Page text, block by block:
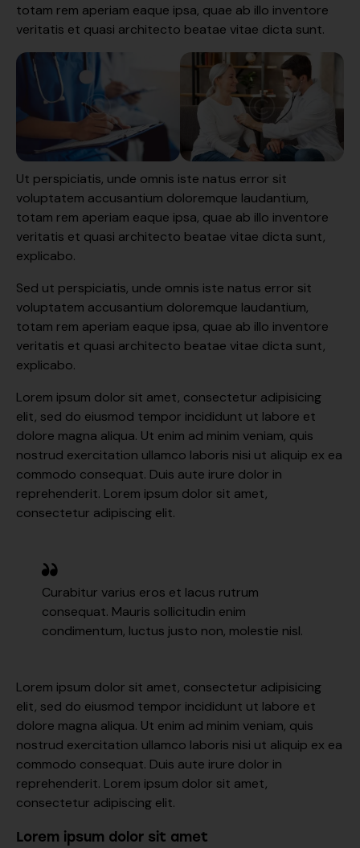
totam rem aperiam eaque ipsa, quae ab illo inventore
veritatis et quasi architecto beatae vitae dicta sunt.
Ut perspiciatis, unde omnis iste natus error sit
voluptatem accusantium doloremque laudantium,
totam rem aperiam eaque ipsa, quae ab illo inventore
veritatis et quasi architecto beatae vitae dicta sunt,
explicabo.
Sed ut perspiciatis, unde omnis iste natus error sit
voluptatem accusantium doloremque laudantium,
totam rem aperiam eaque ipsa, quae ab illo inventore
veritatis et quasi architecto beatae vitae dicta sunt,
explicabo.
Lorem ipsum dolor sit amet, consectetur adipisicing
elit, sed do eiusmod tempor incididunt ut labore et
dolore magna aliqua. Ut enim ad minim veniam, quis
nostrud exercitation ullamco laboris nisi ut aliquip ex ea
commodo consequat. Duis aute irure dolor in
reprehenderit. Lorem ipsum dolor sit amet,
consectetur adipiscing elit.
Curabitur varius eros et lacus rutrum
consequat. Mauris sollicitudin enim
condimentum, luctus justo non, molestie nisl.
Lorem ipsum dolor sit amet, consectetur adipisicing
elit, sed do eiusmod tempor incididunt ut labore et
dolore magna aliqua. Ut enim ad minim veniam, quis
nostrud exercitation ullamco laboris nisi ut aliquip ex ea
commodo consequat. Duis aute irure dolor in
reprehenderit. Lorem ipsum dolor sit amet,
consectetur adipiscing elit.
Lorem ipsum dolor sit amet